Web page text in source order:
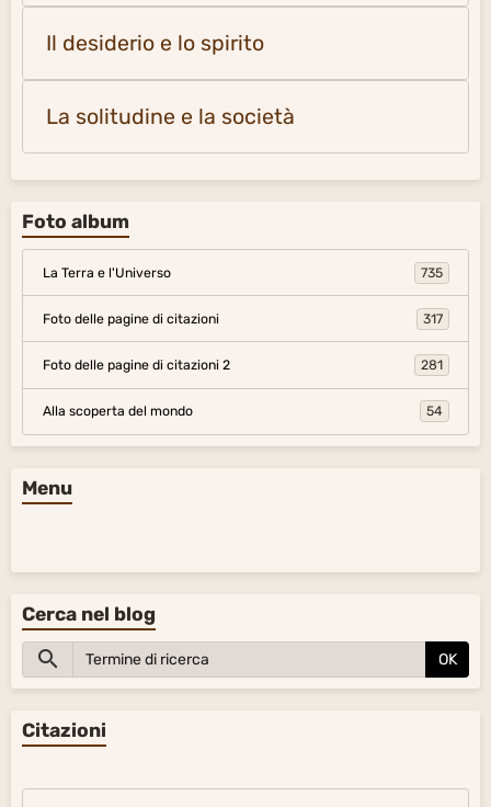
Il desiderio e lo spirito
La solitudine e la società
Foto album
La Terra e l'Universo 735
Foto delle pagine di citazioni 317
Foto delle pagine di citazioni 2 281
Alla scoperta del mondo 54
Menu
Cerca nel blog
OK
Citazioni